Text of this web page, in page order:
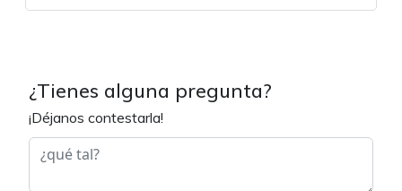
¿Tienes alguna pregunta?
¡Déjanos contestarla!